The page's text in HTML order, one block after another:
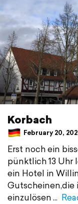
Korbach
February 20,
Erst noch ein
pünktlich 13 Uhr
ein Hotel in
einzulösen